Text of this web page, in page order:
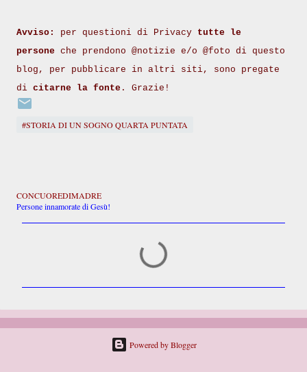
Avviso: per questioni di Privacy tutte le
persone che prendono @notizie e/o @foto di questo
blog, per pubblicare in altri siti, sono pregate
di citarne la fonte . Grazie!
#STORIA DI UN SOGNO QUARTA PUNTATA
CONCUOREDIMADRE
Persone innamorate di Gesù!
n
t
Powered by Blogger